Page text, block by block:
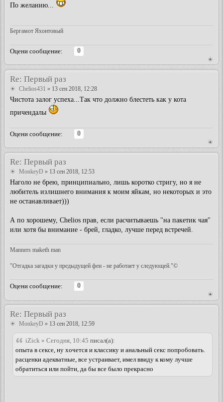
По желанию...
Бергамот Яхонтовый
Оцени сообщение:
0
Re: Первый раз
Chelios431 » 13 сен 2018, 12:28
Чистота залог успеха...Так что должно блестеть как у кота
причендалы
Оцени сообщение:
0
Re: Первый раз
MonkeyD » 13 сен 2018, 12:53
Наголо не брею, принципиально, лишь коротко стригу, но я не
любитель излишнего внимания к моим яйкам, но некоторых и это
не останавливает)))
А по хорошему, Chelios прав, если расчитываешь "на пакетик чая"
или хотя бы внимание - брей, гладко, лучше перед встречей.
Manners maketh man
"Отгадка загадки у предыдущей феи - не работает у следующей."©
Оцени сообщение:
0
Re: Первый раз
MonkeyD » 13 сен 2018, 12:59
iZick » Сегодня, 10:45 писал(а):
опыта в сексе, ну хочется и классику и анальный секс попробовать.
расценки адекватные, все устраивает, имел ввиду к кому лучше
обратиться или пойти, да бы все было прекрасно